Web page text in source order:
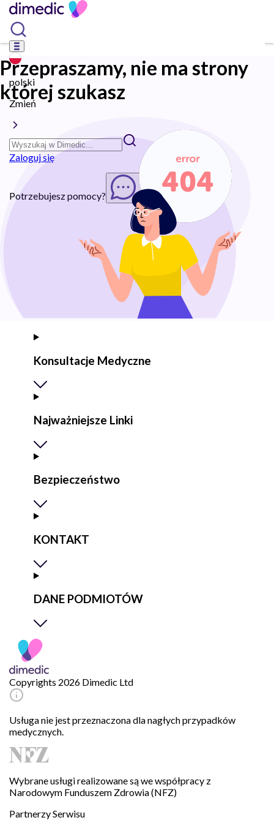
polski
Zmień
Zaloguj się
Potrzebujesz pomocy? Rozpocznij chat
Przepraszamy, nie ma strony
której szukasz
Konsultacje Medyczne
Najważniejsze Linki
Bezpieczeństwo
KONTAKT
DANE PODMIOTÓW
Copyrights 2026 Dimedic Ltd
Usługa nie jest przeznaczona dla nagłych przypadków
medycznych.
Wybrane usługi realizowane są we współpracy z
Narodowym Funduszem Zdrowia (NFZ)
Partnerzy Serwisu